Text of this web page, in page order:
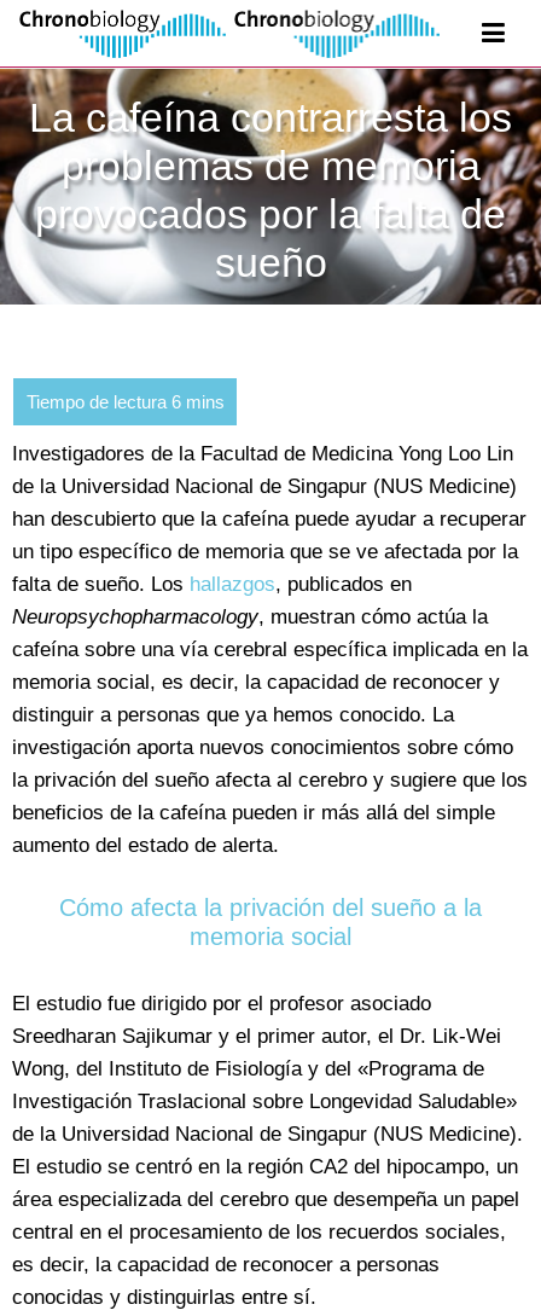
La cafeína contrarresta los
problemas de memoria
provocados por la falta de
sueño
Investigadores de la Facultad de Medicina Yong Loo Lin
de la Universidad Nacional de Singapur (NUS Medicine)
han descubierto que la cafeína puede ayudar a recuperar
un tipo específico de memoria que se ve afectada por la
falta de sueño. Los hallazgos, publicados en
Neuropsychopharmacology, muestran cómo actúa la
cafeína sobre una vía cerebral específica implicada en la
memoria social, es decir, la capacidad de reconocer y
distinguir a personas que ya hemos conocido. La
investigación aporta nuevos conocimientos sobre cómo
la privación del sueño afecta al cerebro y sugiere que los
beneficios de la cafeína pueden ir más allá del simple
aumento del estado de alerta.
Cómo afecta la privación del sueño a la
memoria social
El estudio fue dirigido por el profesor asociado
Sreedharan Sajikumar y el primer autor, el Dr. Lik-Wei
Wong, del Instituto de Fisiología y del «Programa de
Investigación Traslacional sobre Longevidad Saludable»
de la Universidad Nacional de Singapur (NUS Medicine).
El estudio se centró en la región CA2 del hipocampo, un
área especializada del cerebro que desempeña un papel
central en el procesamiento de los recuerdos sociales,
es decir, la capacidad de reconocer a personas
conocidas y distinguirlas entre sí.